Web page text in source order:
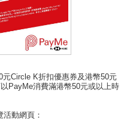
Circle K折扣優惠券及港幣50元
PayMe消費滿港幣50元或以上時
動網頁：